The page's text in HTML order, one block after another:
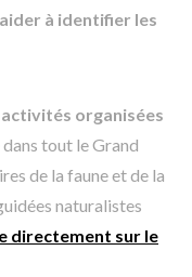
à identifier les
organisées
tout le Grand
de la faune et de la
naturalistes
directement sur le